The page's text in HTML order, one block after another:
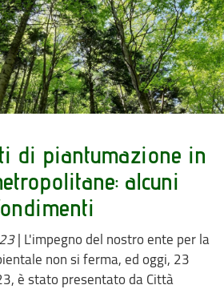
di piantumazione in
alcuni
| L'impegno del nostro ente per la
non si ferma, ed oggi, 23
è stato presentato da Città